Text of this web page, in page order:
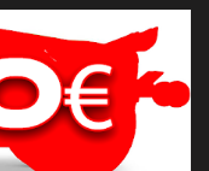
l’Aventure Basé sur
— dont plusieurs
est conçu pour la
ou mordu confirmé ,
construction robuste